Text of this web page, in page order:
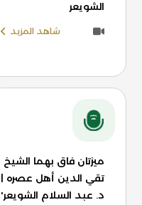
الشويعر
شاهد المزيد
ميزتان فاق بهما الشيخ
تقي الدين أهل عصره |
د. عبد السلام الشويعر'